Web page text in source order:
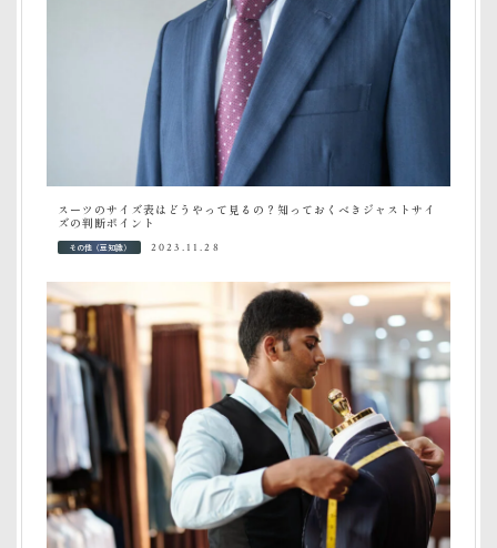
スーツのサイズ表はどうやって見るの？知っておくべきジャストサイ
ズの判断ポイント
その他（豆知識） 2023.11.28